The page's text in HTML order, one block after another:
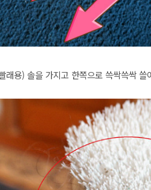
래용) 솔을 가지고 한쪽으로 쓱싹쓱싹 쓸